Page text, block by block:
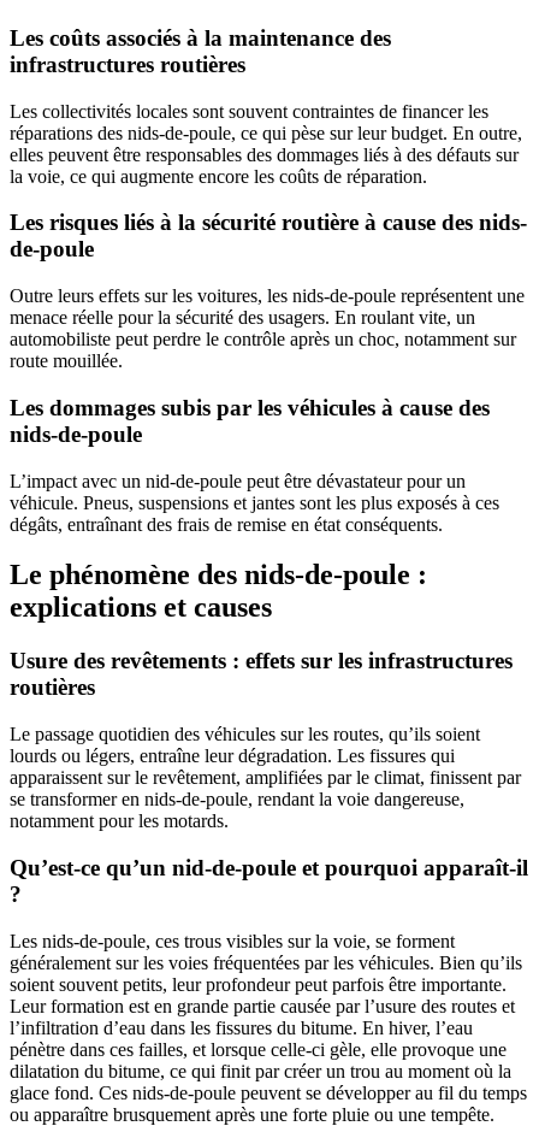
Les coûts associés à la maintenance des
infrastructures routières
Les collectivités locales sont souvent contraintes de financer les
réparations des nids-de-poule, ce qui pèse sur leur budget. En outre,
elles peuvent être responsables des dommages liés à des défauts sur
la voie, ce qui augmente encore les coûts de réparation.
Les risques liés à la sécurité routière à cause des nids-
de-poule
Outre leurs effets sur les voitures, les nids-de-poule représentent une
menace réelle pour la sécurité des usagers. En roulant vite, un
automobiliste peut perdre le contrôle après un choc, notamment sur
route mouillée.
Les dommages subis par les véhicules à cause des
nids-de-poule
L’impact avec un nid-de-poule peut être dévastateur pour un
véhicule. Pneus, suspensions et jantes sont les plus exposés à ces
dégâts, entraînant des frais de remise en état conséquents.
Le phénomène des nids-de-poule :
explications et causes
Usure des revêtements : effets sur les infrastructures
routières
Le passage quotidien des véhicules sur les routes, qu’ils soient
lourds ou légers, entraîne leur dégradation. Les fissures qui
apparaissent sur le revêtement, amplifiées par le climat, finissent par
se transformer en nids-de-poule, rendant la voie dangereuse,
notamment pour les motards.
Qu’est-ce qu’un nid-de-poule et pourquoi apparaît-il
?
Les nids-de-poule, ces trous visibles sur la voie, se forment
généralement sur les voies fréquentées par les véhicules. Bien qu’ils
soient souvent petits, leur profondeur peut parfois être importante.
Leur formation est en grande partie causée par l’usure des routes et
l’infiltration d’eau dans les fissures du bitume. En hiver, l’eau
pénètre dans ces failles, et lorsque celle-ci gèle, elle provoque une
dilatation du bitume, ce qui finit par créer un trou au moment où la
glace fond. Ces nids-de-poule peuvent se développer au fil du temps
ou apparaître brusquement après une forte pluie ou une tempête.